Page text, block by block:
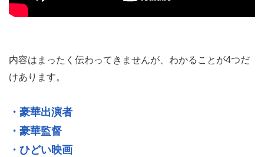
内容はまったく伝わってきませんが、わかることが4つだ
けあります。
・豪華出演者
・豪華監督
・ひどい映画